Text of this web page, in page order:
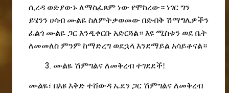
ሲረዳ ወድያውኑ ለማስፈጸም ነው የሞከረው። ነገር ግን
ይሄንን ሀሳብ ሙልዬ ስለምትቃወመው በድብቅ ሽማግሌዎችን
ፈልጎ ሙልዬ ጋር እንዲቀርቡ አድርጓል። እዩ ሚስቱን ወደ ቤት
ለመመለስ ምንም ከማድረግ ወደኋላ እንደማይል አሳይቶናል።
ሙልዬ ሽምግልና ለመቅረብ ተገደደች!
ሙልዬ፣ በእዩ እቅድ ተሸውዳ ኤደን ጋር ሽምግልና ለመቅረብ